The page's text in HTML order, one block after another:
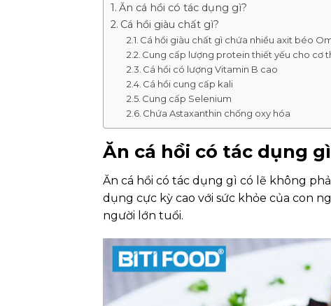
Ăn cá hồi có tác dụng gì?
Cá hồi giàu chất gì?
Cá hồi giàu chất gì chứa nhiều axit béo
Cung cấp lượng protein thiết yếu cho cơ
Cá hồi có lượng Vitamin B cao
Cá hồi cung cấp kali
Cung cấp Selenium
Chứa Astaxanthin chống oxy hóa
Ăn cá hồi có tác dụng
Ăn cá hồi có tác dụng gì có lẽ không
dụng cực kỳ cao với sức khỏe của con
người lớn tuổi.